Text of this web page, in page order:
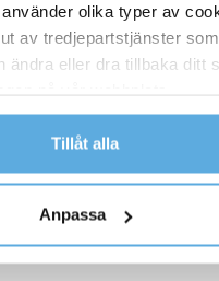
olika typer av
av tredjepartstjänster
ändra eller dra tillbaka ditt
om vilka vi är,
på vilket sätt vi behandlar
Tillåt alla
Anpassa
SOS nr 4 vit